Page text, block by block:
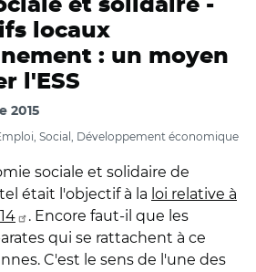
et solidaire -
locaux
: un moyen
l'ESS
2015
Social, Développement économique
sociale et solidaire de
était l'objectif à la loi relative à
. Encore faut-il que les
qui se rattachent à ce
C'est le sens de l'une des